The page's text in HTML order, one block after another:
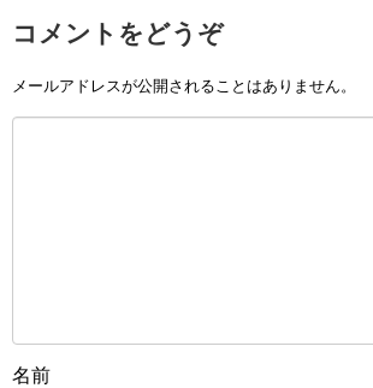
コメントをどうぞ
メールアドレスが公開されることはありません。
名前